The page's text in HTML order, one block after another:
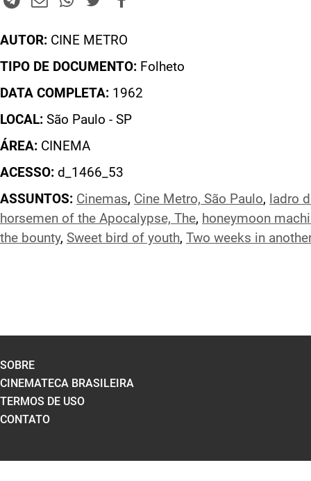
AUTOR: CINE METRO
TIPO DE DOCUMENTO: Folheto
DATA COMPLETA: 1962
LOCAL: São Paulo - SP
ÁREA: CINEMA
ACESSO: d_1466_53
ASSUNTOS: Cinemas, Cine Metro, São Paulo, ladro
horsemen of the Apocalypse, The, honeymoon
the bounty, Sweet bird of youth, Two weeks in
SOBRE
CINEMATECA BRASILEIRA
TERMOS DE USO
CONTATO